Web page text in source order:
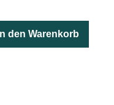
Wert ein oder benutze
In den Warenkorb